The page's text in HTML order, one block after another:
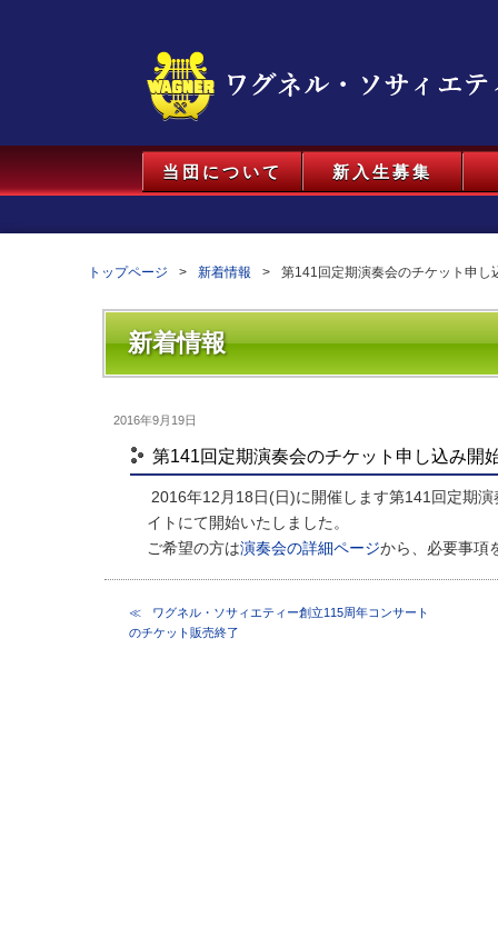
当団について 新入生募集
トップページ 新着情報 第141回定期演奏会のチケット申し
新着情報
2016年9月19日
第141回定期演奏会のチケット申し込み開
2016年12月18日(日)に開催します第141回定期
イトにて開始いたしました。
ご希望の方は演奏会の詳細ページから、必要事項
ワグネル・ソサィエティー創立115周年コンサート
のチケット販売終了